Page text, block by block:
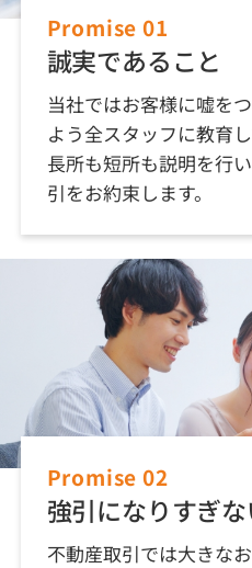
Promise 01
誠実であること
当社ではお客様に嘘を
よう全スタッフに教育し
長所も短所も説明を行
引をお約束します。
Promise 02
強引になりすぎ
不動産取引では大きな